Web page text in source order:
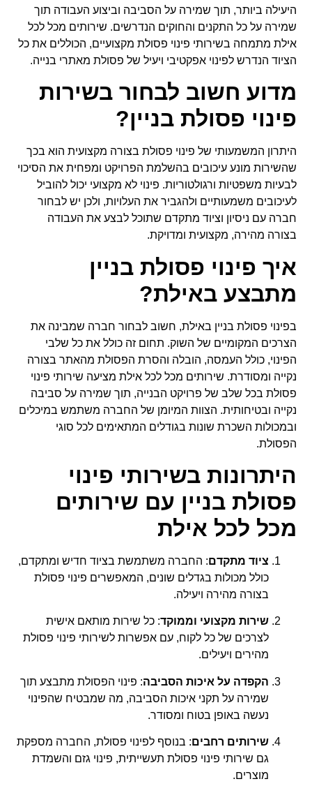
היעילה ביותר, תוך שמירה על הסביבה וביצוע העבודה תוך
שמירה על כל התקנים והחוקים הנדרשים. שירותים מכל לכל
אילת מתמחה בשירותי פינוי פסולת מקצועיים, הכוללים את כל
הציוד הנדרש לפינוי אפקטיבי ויעיל של פסולת מאתרי בנייה.
מדוע חשוב לבחור בשירות
פינוי פסולת בניין?
היתרון המשמעותי של פינוי פסולת בצורה מקצועית הוא בכך
שהשירות מונע עיכובים בהשלמת הפרויקט ומפחית את הסיכוי
לבעיות משפטיות ורגולטוריות. פינוי לא מקצועי יכול להוביל
לעיכובים משמעותיים ולהגביר את העלויות, ולכן יש לבחור
חברה עם ניסיון וציוד מתקדם שתוכל לבצע את העבודה
בצורה מהירה, מקצועית ומדויקת.
איך פינוי פסולת בניין
מתבצע באילת?
בפינוי פסולת בניין באילת, חשוב לבחור חברה שמבינה את
הצרכים המקומיים של השוק. תחום זה כולל את כל שלבי
הפינוי, כולל העמסה, הובלה והסרת הפסולת מהאתר בצורה
נקייה ומסודרת. שירותים מכל לכל אילת מציעה שירותי פינוי
פסולת בכל שלב של פרויקט הבנייה, תוך שמירה על סביבה
נקייה ובטיחותית. הצוות המיומן של החברה משתמש במיכלים
ובמכולות השכרת שונות בגודלים המתאימים לכל סוגי
הפסולת.
היתרונות בשירותי פינוי
פסולת בניין עם שירותים
מכל לכל אילת
ציוד מתקדם: החברה משתמשת בציוד חדיש ומתקדם,
כולל מכולות בגדלים שונים, המאפשרים פינוי פסולת
בצורה מהירה ויעילה.
שירות מקצועי וממוקד: כל שירות מותאם אישית
לצרכים של כל לקוח, עם אפשרות לשירותי פינוי פסולת
מהירים ויעילים.
הקפדה על איכות הסביבה: פינוי הפסולת מתבצע תוך
שמירה על תקני איכות הסביבה, מה שמבטיח שהפינוי
נעשה באופן בטוח ומסודר.
שירותים רחבים: בנוסף לפינוי פסולת, החברה מספקת
גם שירותי פינוי פסולת תעשייתית, פינוי גזם והשמדת
מוצרים.